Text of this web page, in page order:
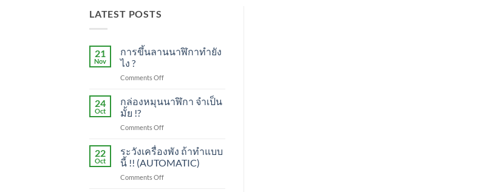
LATEST POSTS
21
Nov
การขึ้นลานนาฬิกาทำยัง
ไง ?
Comments Offon
ลาน
ทำ
ไง
?
24
Oct
กล่องหมุนนาฬิกา จำเป็น
มั้ย !?
Comments Offon
หมุน
นาฬิกา
จำเป็น
มั้ย
22
Oct
ระวังเครื่องพัง ถ้าทำแบบ
นี้ !! (AUTOMATIC)
Comments Offon